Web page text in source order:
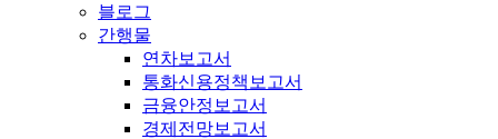
블로그
간행물
연차보고서
통화신용정책보고서
금융안정보고서
경제전망보고서